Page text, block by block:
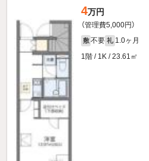
4万円
（管理費5,000円）
敷 不要 礼 1.0ヶ月
1階 / 1K / 23.61㎡